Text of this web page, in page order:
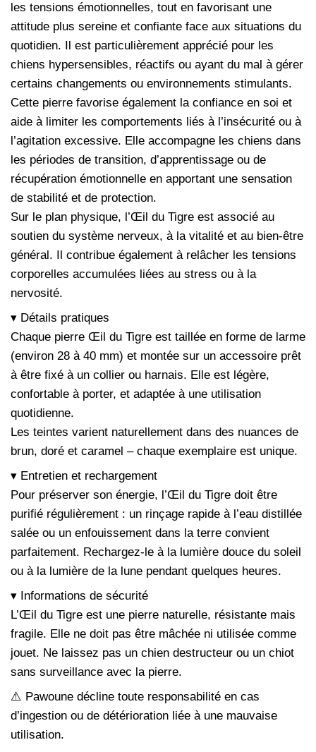
les tensions émotionnelles, tout en favorisant une
attitude plus sereine et confiante face aux situations du
quotidien. Il est particulièrement apprécié pour les
chiens hypersensibles, réactifs ou ayant du mal à gérer
certains changements ou environnements stimulants.
Cette pierre favorise également la confiance en soi et
aide à limiter les comportements liés à l’insécurité ou à
l’agitation excessive. Elle accompagne les chiens dans
les périodes de transition, d’apprentissage ou de
récupération émotionnelle en apportant une sensation
de stabilité et de protection.
Sur le plan physique, l’Œil du Tigre est associé au
soutien du système nerveux, à la vitalité et au bien-être
général. Il contribue également à relâcher les tensions
corporelles accumulées liées au stress ou à la
nervosité.
▾ Détails pratiques
Chaque pierre Œil du Tigre est taillée en forme de larme
(environ 28 à 40 mm) et montée sur un accessoire prêt
à être fixé à un collier ou harnais. Elle est légère,
confortable à porter, et adaptée à une utilisation
quotidienne.
Les teintes varient naturellement dans des nuances de
brun, doré et caramel – chaque exemplaire est unique.
▾ Entretien et rechargement
Pour préserver son énergie, l’Œil du Tigre doit être
purifié régulièrement : un rinçage rapide à l’eau distillée
salée ou un enfouissement dans la terre convient
parfaitement. Rechargez-le à la lumière douce du soleil
ou à la lumière de la lune pendant quelques heures.
▾ Informations de sécurité
L’Œil du Tigre est une pierre naturelle, résistante mais
fragile. Elle ne doit pas être mâchée ni utilisée comme
jouet. Ne laissez pas un chien destructeur ou un chiot
sans surveillance avec la pierre.
⚠️ Pawoune décline toute responsabilité en cas
d’ingestion ou de détérioration liée à une mauvaise
utilisation.